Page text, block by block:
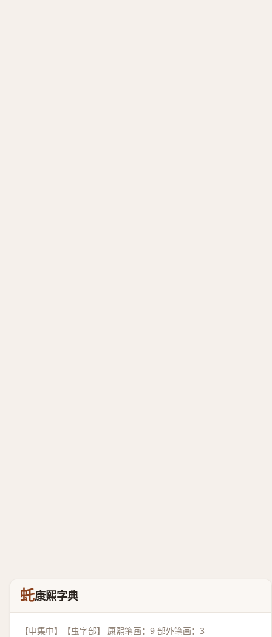
虴康熙字典
【申集中】【虫字部】 康熙笔画：9 部外笔画：3